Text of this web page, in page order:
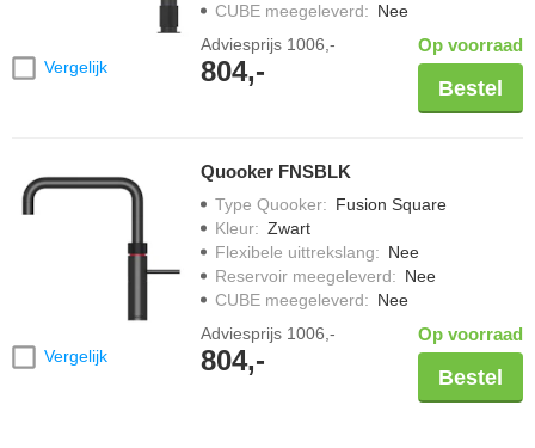
Vergelijk
CUBE meegeleverd: Nee
Adviesprijs 1006,-
804,-
Op voorraad
Bestel
Vergelijk
Quooker FNSBLK
Type Quooker: Fusion Square
Kleur: Zwart
Flexibele uittrekslang: Nee
Reservoir meegeleverd: Nee
CUBE meegeleverd: Nee
Adviesprijs 1006,-
804,-
Op voorraad
Bestel